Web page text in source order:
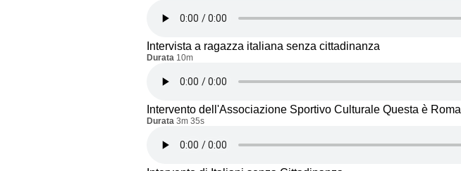
Intervista a ragazza italiana senza cittadinanza
Durata 10m
Intervento dell'Associazione Sportivo Culturale Questa è Roma
Durata 3m 35s